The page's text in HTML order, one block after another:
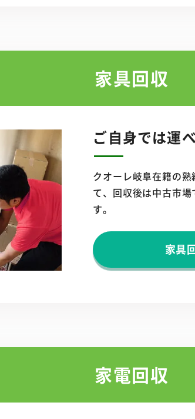
家具回収
ご自身では運
クオーレ岐阜在籍の
て、回収後は中古市
す。
家具
家電回収